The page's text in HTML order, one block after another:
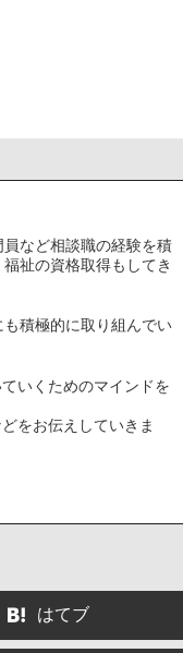
など相談職の経験を積
祉の資格取得もしてき
積極的に取り組んでい
いくためのマインドを
をお伝えしていきま
はてブ